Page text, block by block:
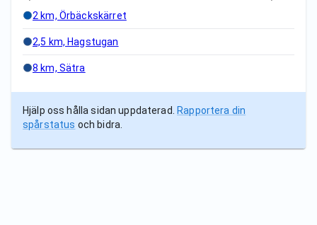
2 km, Örbäckskärret
2,5 km, Hagstugan
8 km, Sätra
Hjälp oss hålla sidan uppdaterad.
Rapportera din
spårstatus och bidra.